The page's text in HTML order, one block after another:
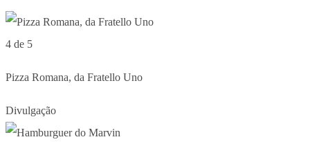
4 de 5
Pizza Romana, da Fratello Uno
Divulgação